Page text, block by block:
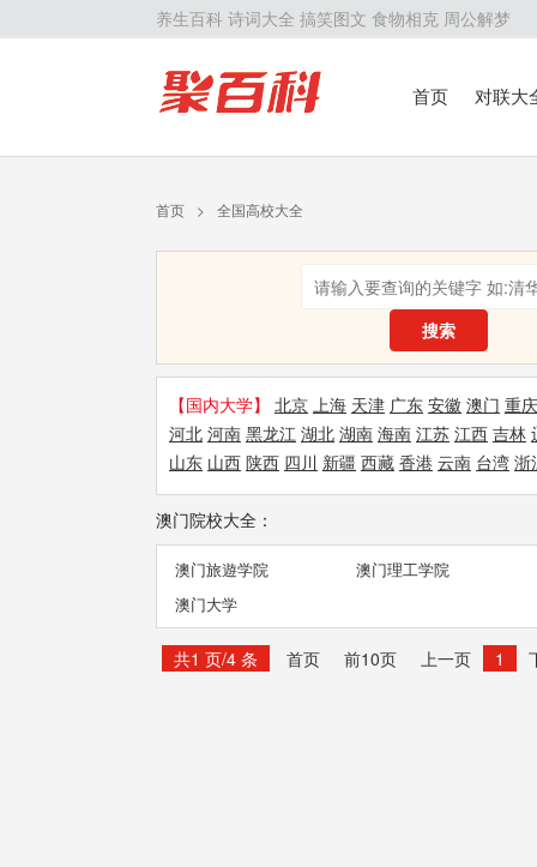
养生百科 诗词大全 搞笑图文 食物相克 周公解梦
首页
对联大
首页 > 全国高校大全
搜索
【国内大学】 北京 上海 天津 广东 安徽 澳门 重庆
河北 河南 黑龙江 湖北 湖南 海南 江苏 江西 吉林
山东 山西 陕西 四川 新疆 西藏 香港 云南 台湾 浙
澳门院校大全：
澳门旅遊学院
澳门理工学院
澳门大学
共1 页/4 条 首页 前10页 上一页 1